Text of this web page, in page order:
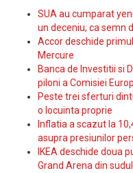
SUA au cumparat
un deceniu, ca semn
Accor deschide
Mercure
Banca de Investitii si
piloni a Comisiei
Peste trei sferturi
o locuinta proprie
Inflatia a scazut la
asupra presiunilor
IKEA deschide doua
Grand Arena din